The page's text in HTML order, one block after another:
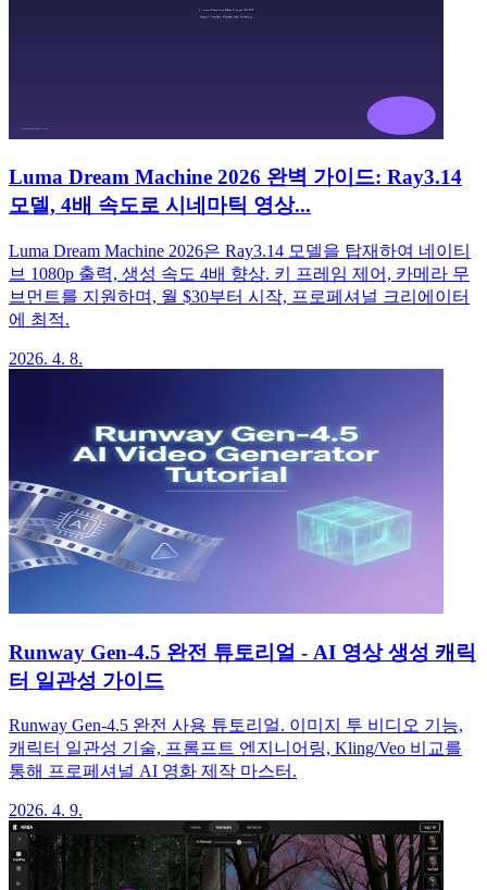
Luma Dream Machine 2026 완벽 가이드: Ray3.14
모델, 4배 속도로 시네마틱 영상...
Luma Dream Machine 2026은 Ray3.14 모델을 탑재하여 네이티
브 1080p 출력, 생성 속도 4배 향상. 키 프레임 제어, 카메라 무
브먼트를 지원하며, 월 $30부터 시작, 프로페셔널 크리에이터
에 최적.
2026. 4. 8.
Runway Gen-4.5 완전 튜토리얼 - AI 영상 생성 캐릭
터 일관성 가이드
Runway Gen-4.5 완전 사용 튜토리얼. 이미지 투 비디오 기능,
캐릭터 일관성 기술, 프롬프트 엔지니어링, Kling/Veo 비교를
통해 프로페셔널 AI 영화 제작 마스터.
2026. 4. 9.